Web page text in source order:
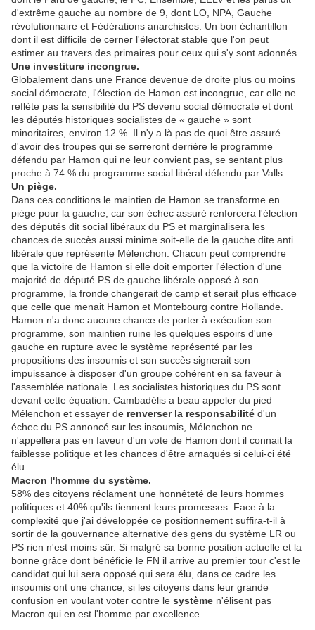
d'extrême gauche au nombre de 9, dont LO, NPA, Gauche
révolutionnaire et Fédérations anarchistes. Un bon échantillon
dont il est difficile de cerner l'électorat stable que l'on peut
estimer au travers des primaires pour ceux qui s'y sont adonnés.
Une investiture incongrue.
Globalement dans une France devenue de droite plus ou moins
social démocrate, l'élection de Hamon est incongrue, car elle ne
reflète pas la sensibilité du PS devenu social démocrate et dont
les députés historiques socialistes de « gauche » sont
minoritaires, environ 12 %. Il n'y a là pas de quoi être assuré
d'avoir des troupes qui se serreront derrière le programme
défendu par Hamon qui ne leur convient pas, se sentant plus
proche à 74 % du programme social libéral défendu par Valls.
Un piège.
Dans ces conditions le maintien de Hamon se transforme en
piège pour la gauche, car son échec assuré renforcera l'élection
des députés dit social libéraux du PS et marginalisera les
chances de succès aussi minime soit-elle de la gauche dite anti
libérale que représente Mélenchon. Chacun peut comprendre
que la victoire de Hamon si elle doit emporter l'élection d'une
majorité de député PS de gauche libérale opposé à son
programme, la fronde changerait de camp et serait plus efficace
que celle que menait Hamon et Montebourg contre Hollande.
Hamon n'a donc aucune chance de porter à exécution son
programme, son maintien ruine les quelques espoirs d'une
gauche en rupture avec le système représenté par les
propositions des insoumis et son succès signerait son
impuissance à disposer d'un groupe cohérent en sa faveur à
l'assemblée nationale .Les socialistes historiques du PS sont
devant cette équation. Cambadélis a beau appeler du pied
Mélenchon et essayer de renverser la responsabilité d'un
échec du PS annoncé sur les insoumis, Mélenchon ne
n'appellera pas en faveur d'un vote de Hamon dont il connait la
faiblesse politique et les chances d'être arnaqués si celui-ci été
élu.
Macron l'homme du système.
58% des citoyens réclament une honnêteté de leurs hommes
politiques et 40% qu'ils tiennent leurs promesses. Face à la
complexité que j'ai développée ce positionnement suffira-t-il à
sortir de la gouvernance alternative des gens du système LR ou
PS rien n'est moins sûr. Si malgré sa bonne position actuelle et la
bonne grâce dont bénéficie le FN il arrive au premier tour c'est le
candidat qui lui sera opposé qui sera élu, dans ce cadre les
insoumis ont une chance, si les citoyens dans leur grande
confusion en voulant voter contre le système n'élisent pas
Macron qui en est l'homme par excellence.